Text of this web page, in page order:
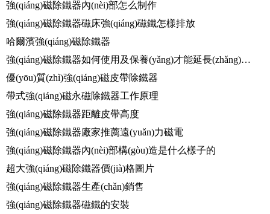
強(qiáng)磁除鐵器內(nèi)部怎么制作
強(qiáng)磁除鐵器磁床強(qiáng)磁鐵怎樣排放
哈爾濱強(qiáng)磁除鐵器
強(qiáng)磁除鐵器如何使用及保養(yǎng)才能延長(zhǎng)使用壽命
優(yōu)質(zhì)強(qiáng)磁皮帶除鐵器
帶式強(qiáng)磁永磁除鐵器工作原理
強(qiáng)磁除鐵器距離皮帶高度
強(qiáng)磁除鐵器廠家推薦遠(yuǎn)力磁電
強(qiáng)磁除鐵器內(nèi)部構(gòu)造是什么樣子的
超大強(qiáng)磁除鐵器價(jià)格圖片
強(qiáng)磁除鐵器生產(chǎn)銷售
強(qiáng)磁除鐵器磁鐵的安裝